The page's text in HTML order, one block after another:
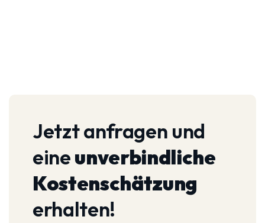
Jetzt anfragen und
eineunverbindliche
Kostenschätzung
erhalten!